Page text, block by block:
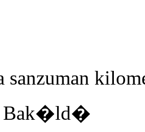
sanzuman
Bak�ld�